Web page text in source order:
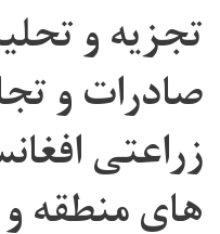
تجزیه و
صادرات و
زراعتی
های منطقه